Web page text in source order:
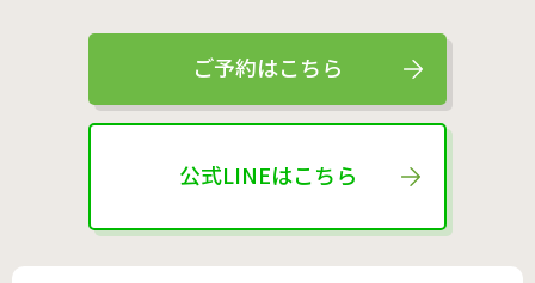
ご予約はこちら
公式LINEはこちら